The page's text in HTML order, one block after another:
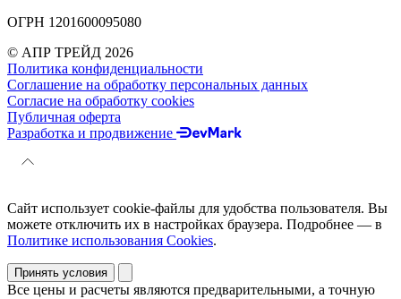
ОГРН 1201600095080
© АПР ТРЕЙД 2026
Политика конфиденциальности
Соглашение на обработку персональных данных
Согласие на обработку cookies
Публичная оферта
Разработка и продвижение
Сайт использует cookie-файлы для удобства пользователя. Вы
можете отключить их в настройках браузера. Подробнее — в
Политике использования Cookies.
Принять условия
Все цены и расчеты являются предварительными, а точную